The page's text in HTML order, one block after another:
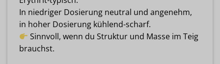
In niedriger Dosierung neutral und angenehm,
in hoher Dosierung kühlend-scharf.
Sinnvoll, wenn du Struktur und Masse im Teig
brauchst.